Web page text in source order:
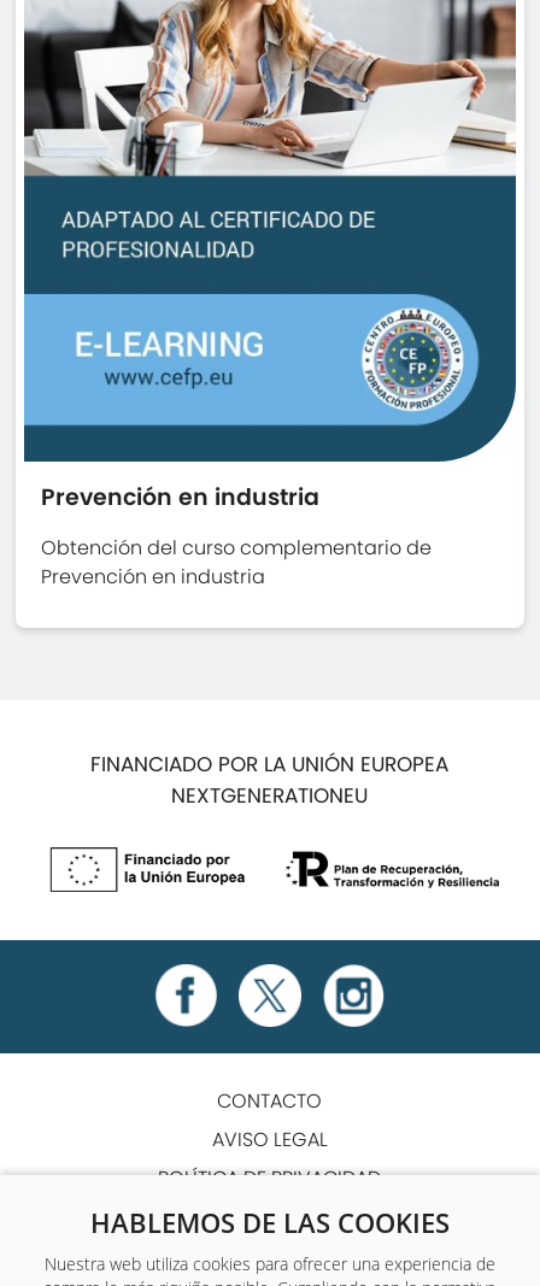
HABLEMOS DE LAS COOKIES
Nuestra web utiliza cookies para ofrecer una experiencia de
Prevención en industria
Obtención del curso complementario de
Prevención en industria
FINANCIADO POR LA UNIÓN EUROPEA
NEXTGENERATIONEU
CONTACTO
AVISO LEGAL
POLÍTICA DE PRIVACIDAD
POLÍTICA DE COOKIES
TÉRMINOS Y CONDICIONES